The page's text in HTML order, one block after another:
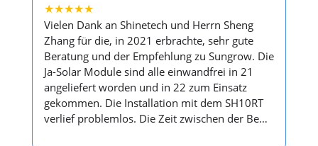
★★★★★
Vielen Dank an Shinetech und Herrn Sheng
Zhang für die, in 2021 erbrachte, sehr gute
Beratung und der Empfehlung zu Sungrow. Die
Ja-Solar Module sind alle einwandfrei in 21
angeliefert worden und in 22 zum Einsatz
gekommen. Die Installation mit dem SH10RT
verlief problemlos. Die Zeit zwischen der Be…